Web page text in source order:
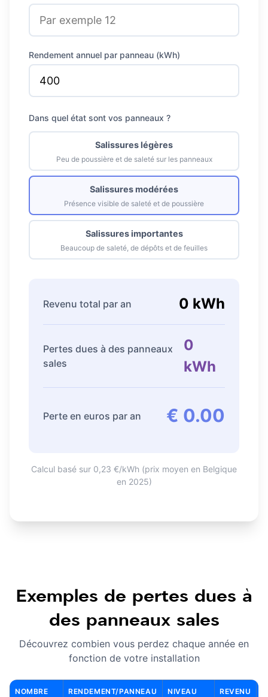
Rendement annuel par panneau (kWh)
Dans quel état sont vos panneaux ?
Salissures légères
Peu de poussière et de saleté sur les panneaux
Salissures modérées
Présence visible de saleté et de poussière
Salissures importantes
Beaucoup de saleté, de dépôts et de feuilles
Revenu total par an 0 kWh
Pertes dues à des panneaux
sales
0
kWh
Perte en euros par an € 0.00
Calcul basé sur 0,23 €/kWh (prix moyen en Belgique
en 2025)
Exemples de pertes dues à
des panneaux sales
Découvrez combien vous perdez chaque année en
fonction de votre installation
NOMBRE
RENDEMENT/PANNEAU
NIVEAU
REVENU